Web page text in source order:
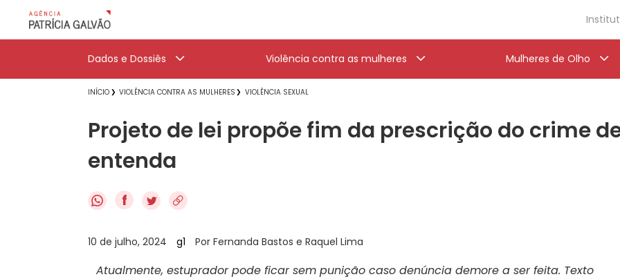
Dados e Dossiês Violência contra as mulheres Mulheres de Olho
INÍCIO VIOLÊNCIA CONTRA AS MULHERES VIOLÊNCIA SEXUAL
Projeto de lei propõe fim da prescrição do crime
entenda
f
10 de julho, 2024 g1 Por Fernanda Bastos e Raquel Lima
Atualmente, estuprador pode ficar sem punição caso denúncia demore a ser feita. Texto